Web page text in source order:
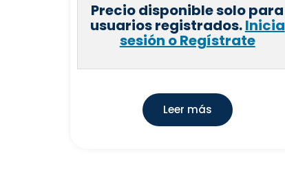
Precio disponible solo para
usuarios registrados.Inicia
sesión o Regístrate
Leer más